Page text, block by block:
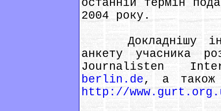
останній термін
2004 року.
Докладнішу
анкету учасника
Journalisten
berlin.de, а також
http://